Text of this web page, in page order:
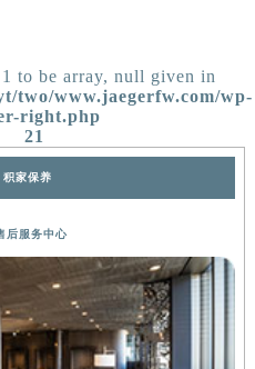
to be array, null given in
two/www.jaegerfw.com/wp-
right.php
21
积家保养
后服务中心